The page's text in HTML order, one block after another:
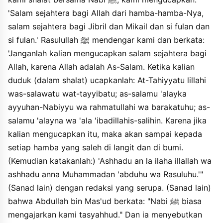
haddatsana muhammadu ibnu mamarin, haddatsana qabishahu,
anbaana sufyanu, ani alamasyi, wamanshurin, wahushaynin, an
abi wailin, an abdi allahi ibni masudin, h qala wahaddatsana
sufyanu, an abi ishaqa, an abi ubaydaha, waalaswadi, waabi
alahwashi, an abdi allahi ibni masudin, anna annabiyya kana
yuallimuhumu attasyahhuda. fadzakara nahwahu.
'Salam sejahtera bagi Allah dari hamba-hamba-Nya,
salam sejahtera bagi Jibril dan Mikail dan si fulan dan
si fulan.' Rasulullah ﷺ mendengar kami dan berkata:
'Janganlah kalian mengucapkan salam sejahtera bagi
Allah, karena Allah adalah As-Salam. Ketika kalian
duduk (dalam shalat) ucapkanlah: At-Tahiyyatu lillahi
was-salawatu wat-tayyibatu; as-salamu 'alayka
ayyuhan-Nabiyyu wa rahmatullahi wa barakatuhu; as-
salamu 'alayna wa 'ala 'ibadillahis-salihin. Karena jika
kalian mengucapkan itu, maka akan sampai kepada
setiap hamba yang saleh di langit dan di bumi.
(Kemudian katakanlah:) 'Ashhadu an la ilaha illallah wa
ashhadu anna Muhammadan 'abduhu wa Rasuluhu.'"
(Sanad lain) dengan redaksi yang serupa. (Sanad lain)
bahwa Abdullah bin Mas'ud berkata: "Nabi ﷺ biasa
mengajarkan kami tasyahhud." Dan ia menyebutkan